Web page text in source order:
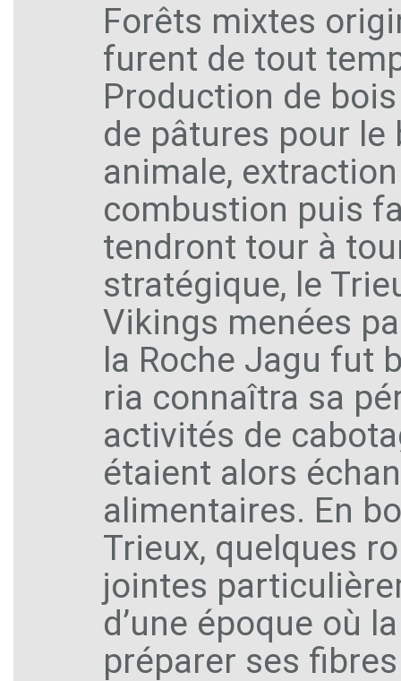
Forêts mixtes
furent de tout
Production de
de pâtures pour le
animale,
combustion puis
tendront tour à
stratégique, le
Vikings menées
la Roche Jagu fut
ria connaîtra sa
activités de
étaient alors
alimentaires. En
Trieux, quelques
jointes
d’une époque où
préparer ses